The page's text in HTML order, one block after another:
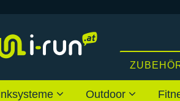
Outdoor